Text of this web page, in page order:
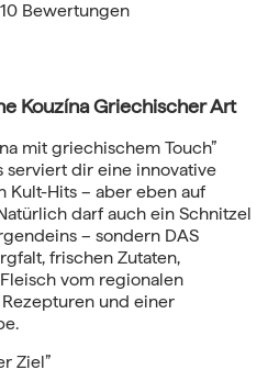
Bewertungen
Kouzína Griechischer Art
mit griechischem Touch”
serviert dir eine innovative
Kult-Hits – aber eben auf
darf auch ein Schnitzel
– sondern DAS
frischen Zutaten,
vom regionalen
und einer
Ziel”